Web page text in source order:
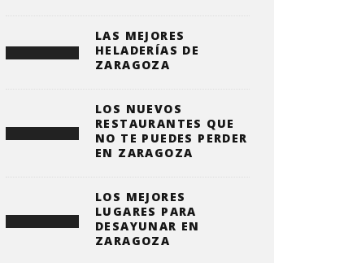
LAS MEJORES
HELADERÍAS DE
ZARAGOZA
LOS NUEVOS
RESTAURANTES QUE
NO TE PUEDES PERDER
EN ZARAGOZA
LOS MEJORES
LUGARES PARA
DESAYUNAR EN
ZARAGOZA